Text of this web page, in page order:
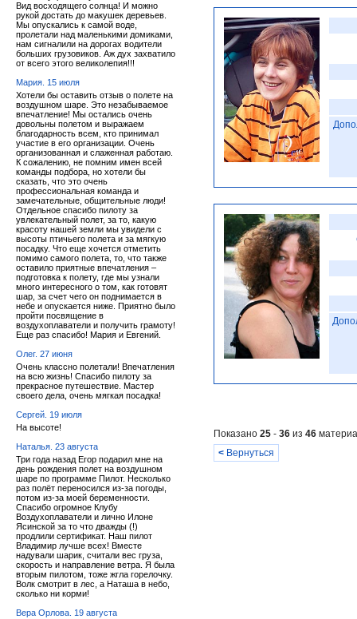
Вид восходящего солнца! И можно
рукой достать до макушек деревьев.
Мы опускались к самой воде,
пролетали над маленькими домиками,
нам сигналили на дорогах водители
больших грузовиков. Аж дух захватило
от всего этого великолепия!!!
Мария. 15 июля
Хотели бы оставить отзыв о полете на
воздушном шаре. Это незабываемое
впечатление! Мы остались очень
довольны полетом и выражаем
благодарность всем, кто принимал
участие в его организации. Очень
организованная и слаженная работаю.
К сожалению, не помним имен всей
команды подбора, но хотели бы
сказать, что это очень
профессиональная команда и
замечательные, общительные люди!
Отдельное спасибо пилоту за
увлекательный полет, за то, какую
красоту нашей земли мы увидели с
высоты птичьего полета и за мягкую
посадку. Что еще хочется отметить
помимо самого полета, то, что также
оставило приятные впечатления –
подготовка к полету, где мы узнали
много интересного о том, как готовят
шар, за счет чего он поднимается в
небе и опускается ниже. Приятно было
пройти посвящение в
воздухоплаватели и получить грамоту!
Еще раз спасибо! Мария и Евгений.
Олег. 27 июня
Очень классно полетали! Впечатления
на всю жизнь! Спасибо пилоту за
прекрасное путешествие. Мастер
своего дела, очень мягкая посадка!
Сергей. 19 июля
На высоте!
Наталья. 23 августа
Три года назад Егор подарил мне на
день рождения полет на воздушном
шаре по программе Пилот. Несколько
раз полёт переносился из-за погоды,
потом из-за моей беременности.
Спасибо огромное Клубу
Воздухоплаватели и лично Илоне
Ясинской за то что дважды (!)
продлили сертификат. Наш пилот
Владимир лучше всех! Вместе
надували шарик, считали вес груза,
скорость и направление ветра. Я была
вторым пилотом, тоже жгла горелочку.
Волк смотрит в лес, а Наташа в небо,
сколько ни корми!
Вера Орлова. 19 августа
Показано 25 - 36 из 46
< Вернуться